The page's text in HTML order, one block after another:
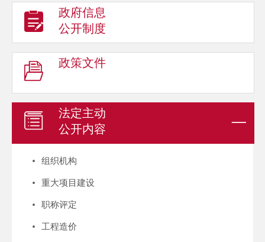
政府信息
公开制度
政策文件
法定主动
公开内容
组织机构
重大项目建设
职称评定
工程造价